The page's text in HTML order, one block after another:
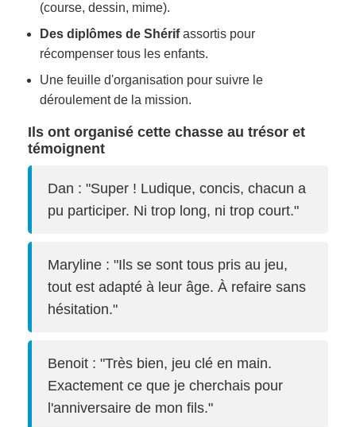
(course, dessin, mime).
Des diplômes de Shérifassortis pour
récompenser tous les enfants.
Une feuille d'organisation pour suivre le
déroulement de la mission.
Ils ont organisé cette chasse au trésor et
témoignent
Dan : "Super ! Ludique, concis, chacun a
pu participer. Ni trop long, ni trop court."
Maryline : "Ils se sont tous pris au jeu,
tout est adapté à leur âge. À refaire sans
hésitation."
Benoit : "Très bien, jeu clé en main.
Exactement ce que je cherchais pour
l'anniversaire de mon fils."